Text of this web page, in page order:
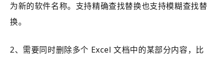
为新的软件名称。支持精确查找替换也支持模糊查找替
换。
2、需要同时删除多个 Excel 文档中的某部分内容，比